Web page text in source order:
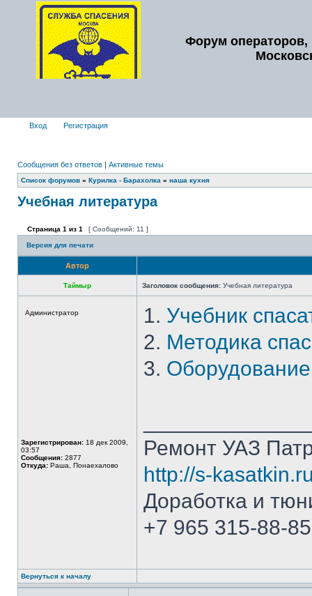
Форум операторов,
Вход Регистрация
Сообщения без ответов | Активные темы
Список форумов » Курилка - Барахолка » наша кухня
Учебная литература
Страница 1 из 1 [ Сообщений: 11 ]
Версия для печати
Автор
Таймыр Заголовок сообщения: Учебная литература
Администратор
Зарегистрирован: 18 дек 2009,
03:57
Сообщения: 2877
Откуда: Раша, Понаехалово
1. Учебник
2. Методика
3.
Ремонт УАЗ
http://s-
Доработка и
+7 965 315-88-85
Вернуться к началу